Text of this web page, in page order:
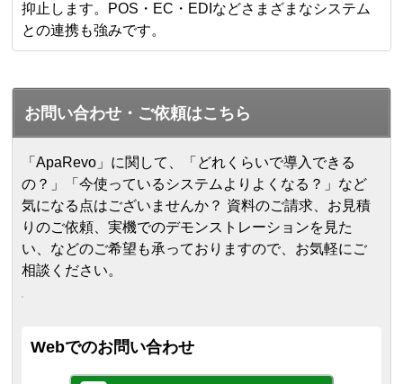
抑止します。POS・EC・EDIなどさまざまなシステム
との連携も強みです。
お問い合わせ・ご依頼はこちら
「ApaRevo」に関して、「どれくらいで導入できる
の？」「今使っているシステムよりよくなる？」など
気になる点はございませんか？ 資料のご請求、お見積
りのご依頼、実機でのデモンストレーションを見た
い、などのご希望も承っておりますので、お気軽にご
相談ください。
Webでのお問い合わせ